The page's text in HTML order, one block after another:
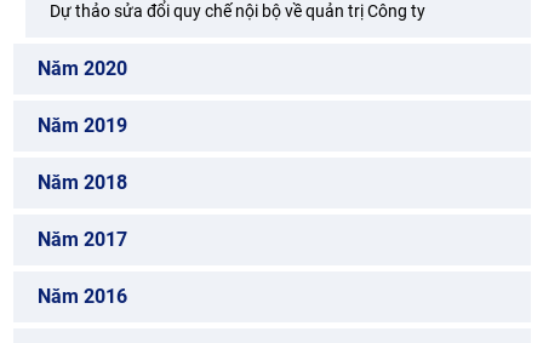
Dự thảo sửa đổi quy chế nội bộ về quản trị Công ty
Năm 2020
Năm 2019
Năm 2018
Năm 2017
Năm 2016